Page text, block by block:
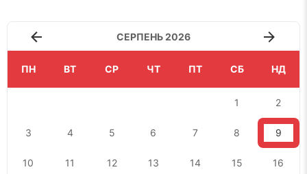
СЕРПЕНЬ 2026
ПН ВТ СР ЧТ ПТ СБ НД
1 2
3 4 5 6 7 8 9
10 11 12 13 14 15 16